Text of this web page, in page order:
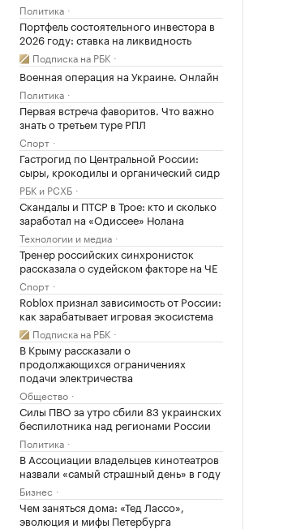
Политика
Портфель состоятельного инвестора в
2026 году: ставка на ликвидность
Подписка на РБК
Военная операция на Украине. Онлайн
Политика
Первая встреча фаворитов. Что важно
знать о третьем туре РПЛ
Спорт
Гастрогид по Центральной России:
сыры, крокодилы и органический сидр
РБК и РСХБ
Скандалы и ПТСР в Трое: кто и сколько
заработал на «Одиссее» Нолана
Технологии и медиа
Тренер российских синхронисток
рассказала о судейском факторе на ЧЕ
Спорт
Roblox признал зависимость от России:
как зарабатывает игровая экосистема
Подписка на РБК
В Крыму рассказали о
продолжающихся ограничениях
подачи электричества
Общество
Силы ПВО за утро сбили 83 украинских
беспилотника над регионами России
Политика
В Ассоциации владельцев кинотеатров
назвали «самый страшный день» в году
Бизнес
Чем заняться дома: «Тед Лассо»,
эволюция и мифы Петербурга